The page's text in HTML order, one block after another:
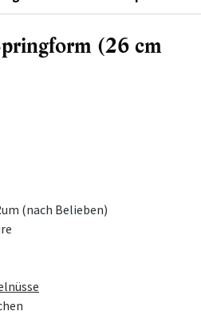
(26 cm
(nach Belieben)